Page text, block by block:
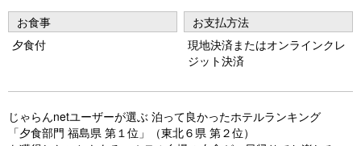
e
vi
o
e
xt
お食事
夕食付
お支払方法
現地決済またはオンラインクレ
ジット決済
じゃらんnetユーザーが選ぶ 泊って良かったホテルランキング
「夕食部門 福島県 第１位」（東北６県 第２位）